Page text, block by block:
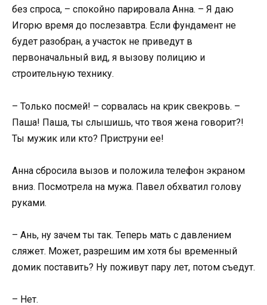
без спроса, – спокойно парировала Анна. – Я даю
Игорю время до послезавтра. Если фундамент не
будет разобран, а участок не приведут в
первоначальный вид, я вызову полицию и
строительную технику.
– Только посмей! – сорвалась на крик свекровь. –
Паша! Паша, ты слышишь, что твоя жена говорит?!
Ты мужик или кто? Приструни ее!
Анна сбросила вызов и положила телефон экраном
вниз. Посмотрела на мужа. Павел обхватил голову
руками.
– Ань, ну зачем ты так. Теперь мать с давлением
сляжет. Может, разрешим им хотя бы временный
домик поставить? Ну поживут пару лет, потом съедут.
– Нет.